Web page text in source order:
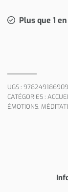
Plus que 1
UGS :
CATÉGORIES :
ÉMOTIONS,